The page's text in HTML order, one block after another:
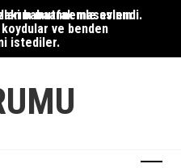
babaannemle evlendi.
mutfak masasının
ve benden
istediler.